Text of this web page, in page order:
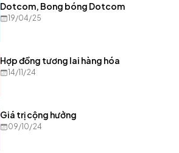
Dotcom, Bong bóng Dotcom
19/04/25
Hợp đồng tương lai hàng hóa
14/11/24
Giá trị cộng hưởng
09/10/24